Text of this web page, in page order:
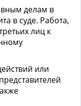
делам в
в суде. Работа,
лиц к
или